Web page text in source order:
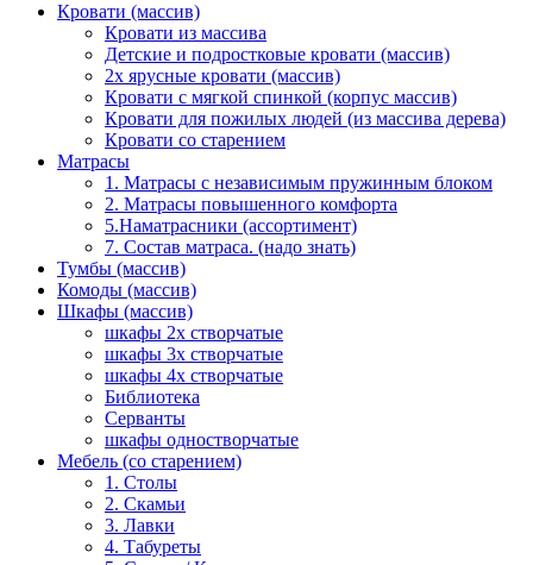
Кровати (массив)
Кровати из массива
Детские и подростковые кровати (массив)
2х ярусные кровати (массив)
Кровати с мягкой спинкой (корпус массив)
Кровати для пожилых людей (из массива дерева)
Кровати со старением
Матрасы
1. Матрасы с независимым пружинным блоком
2. Матрасы повышенного комфорта
5.Наматрасники (ассортимент)
7. Состав матраса. (надо знать)
Тумбы (массив)
Комоды (массив)
Шкафы (массив)
шкафы 2х створчатые
шкафы 3х створчатые
шкафы 4х створчатые
Библиотека
Серванты
шкафы одностворчатые
Мебель (со старением)
1. Столы
2. Скамьи
3. Лавки
4. Табуреты